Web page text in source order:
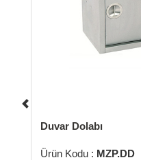
Dolabı
Kodu :MZP.DD